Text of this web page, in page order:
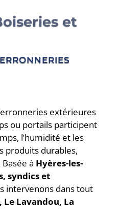
et
extérieures
ou portails participent
l’humidité et les
produits durables,
à Hyères-les-
syndics et
intervenons dans tout
Le Lavandou, La